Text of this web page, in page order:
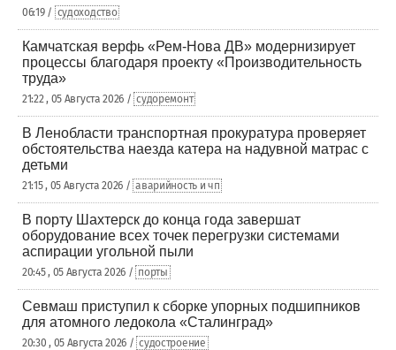
06:19 / судоходство
Камчатская верфь «Рем-Нова ДВ» модернизирует
процессы благодаря проекту «Производительность
труда»
21:22 , 05 Августа 2026 / судоремонт
В Ленобласти транспортная прокуратура проверяет
обстоятельства наезда катера на надувной матрас с
детьми
21:15 , 05 Августа 2026 / аварийность и чп
В порту Шахтерск до конца года завершат
оборудование всех точек перегрузки системами
аспирации угольной пыли
20:45 , 05 Августа 2026 / порты
Севмаш приступил к сборке упорных подшипников
для атомного ледокола «Сталинград»
20:30 , 05 Августа 2026 / судостроение